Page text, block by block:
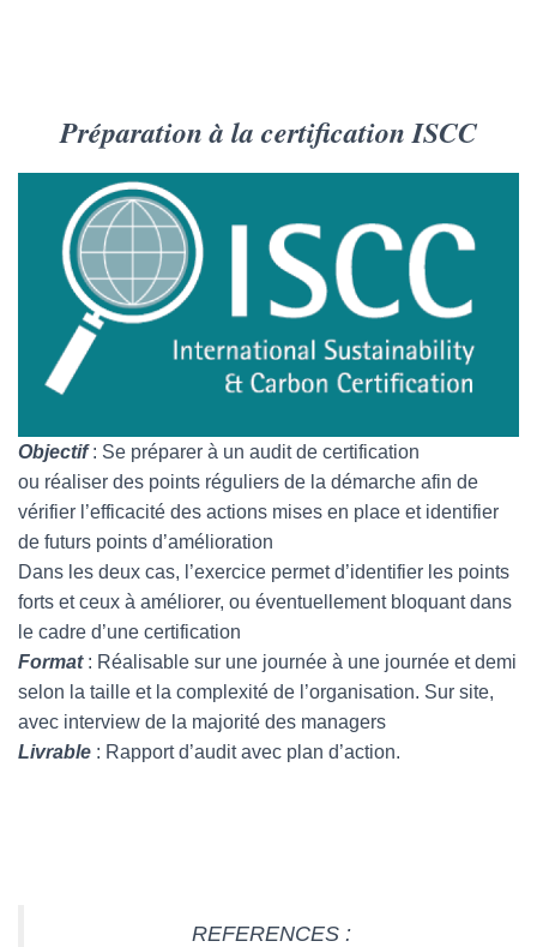
Préparation à la certification ISCC
Objectif: Se préparer à un audit de certification
ou réaliser des points réguliers de la démarche afin de
vérifier l’efficacité des actions mises en place et identifier
de futurs points d’amélioration
Dans les deux cas, l’exercice permet d’identifier les points
forts et ceux à améliorer, ou éventuellement bloquant dans
le cadre d’une certification
Format : Réalisable sur une journée à une journée et demi
selon la taille et la complexité de l’organisation. Sur site,
avec interview de la majorité des managers
Livrable : Rapport d’audit avec plan d’action.
REFERENCES :